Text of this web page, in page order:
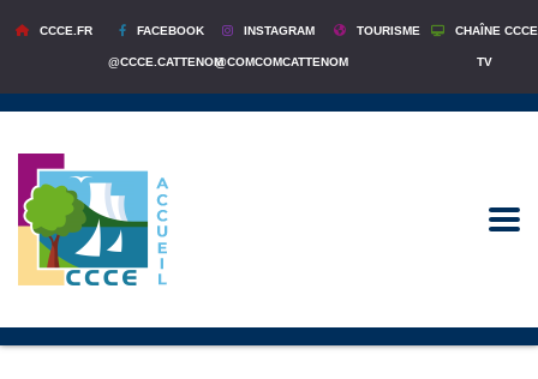
CCCE.FR FACEBOOK
@CCCE.CATTENOM
INSTAGRAM
@COMCOMCATTENOM
TOURISME CHAÎNE CCCE
TV